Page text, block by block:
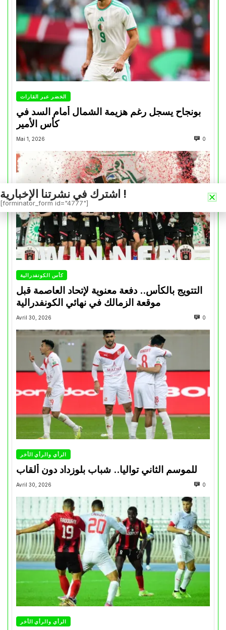
الخضر عبر القارات
بونجاح يسجل رغم هزيمة الشمال أمام السد في
كأس الأمير
Mai 1, 2026 0
كأس الكونفدرالية
التتويج بالكأس.. دفعة معنوية لإتحاد العاصمة قبل
موقعة الزمالك في نهائي الكونفدرالية
Avril 30, 2026 0
الرأي والرأي الأخر
للموسم الثاني تواليا.. شباب بلوزداد دون ألقاب
Avril 30, 2026 0
الرأي والرأي الأخر
اشترك في نشرتنا الإخبارية !
[forminator_form id="4777"]